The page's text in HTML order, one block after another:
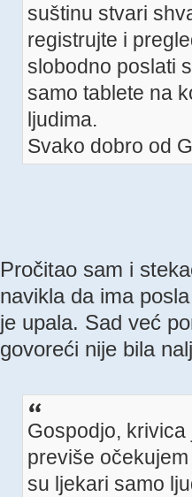
suštinu stvari
registrujte i
slobodno poslati
samo tablete na
ljudima.
Svako dobro od
Pročitao sam i
navikla da ima
je upala. Sad već
govoreći nije bila
Gospodjo, krivica
previše
su ljekari samo